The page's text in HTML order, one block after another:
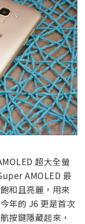
超大全螢
AMOLED 最
和且亮麗，用來
年的 J6 更是首次
按鍵隱藏起來，